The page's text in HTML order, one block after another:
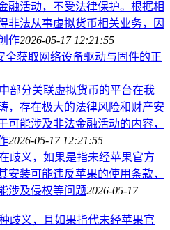
融活动，不受法律保护。根据相
非法从事虚拟货币相关业务，因
作2026-05-17 12:21:55
全获取网络设备驱动与固件的正
部分关联虚拟货币的平台在我
，存在极大的法律风险和财产安
可能涉及非法金融活动的内容，
2026-05-17 12:21:55
歧义，如果是指未经苹果官方
安装可能违反苹果的使用条款，
涉及侵权等问题2026-05-17
歧义，且如果指代未经苹果官